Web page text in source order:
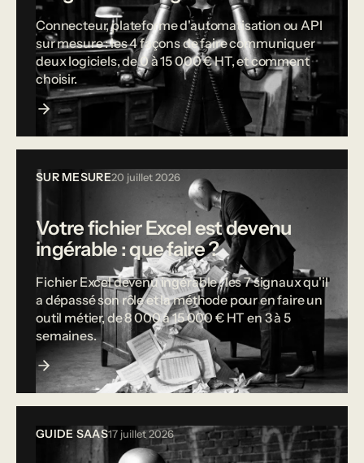
Connecteur, plateforme d'automatisation ou API
sur mesure : les 4 façons de faire communiquer
deux logiciels, de 0 à 15 000 € HT, et comment
choisir.
SUR MESURE20 juillet 2026
Votre fichier Excel est devenu
ingérable : que faire ?
Fichier Excel devenu ingérable : les 7 signaux qu'il
a dépassé son rôle et la méthode pour en faire un
outil métier, de 8 000 à 15 000 € HT en 3 à 5
semaines.
GUIDE SAAS17 juillet 2026